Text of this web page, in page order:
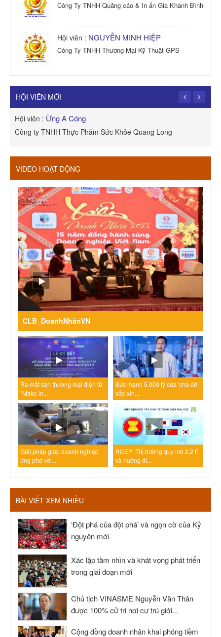
Công Ty TNHH Quảng cáo & In ấn Gia Khánh Bình
Hội viên : NGUYỄN MINH HIỆP
Công Ty TNHH Thương Mại Kỹ Thuật GPS
Công Ty TNHH Dịch vụ Cuộc Sống Hạnh Phúc
HỘI VIÊN MỚI
Hội viên : Ừng A Cóng
Công ty TNHH Thực Phẫm Sức Khỏe Quang Long
VIDEO HOẠT ĐỘNG
CLB_DoanhNhânVN
Ra mắt sàn thương mại điện tử
"Make in...
Sức mạnh 5.000 tỷ của 'cha đẻ'
vắc-xin...
Giải pháp giúp doanh nghiệp
ứng phó với...
RCEP: Thị trường quy mô 2,2 tỉ
và hướng đi...
BÀI VIẾT XEM NHIỀU
‘Đột phá của đột phá’ và ngọn cờ của Kỷ
nguyên mới
Xác lập tầm nhìn và khát vọng phát triển
trong giai đoạn mới
Chủ tịch VINASME Nguyễn Văn Thân
được 100% cử tri nơi cư trú giới...
Cộng đồng doanh nhân khai phóng tiềm